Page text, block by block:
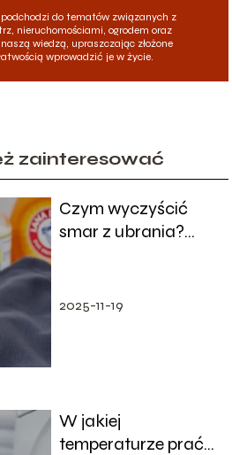
do tematów związanych z
nieruchomościami, ogrodem oraz
wiedzą, upraszczając złożone
wprowadzić je w życie.
zainteresować
Czym wyczyścić
smar z ubrania?
2025-11-19
W jakiej
temperaturze prać